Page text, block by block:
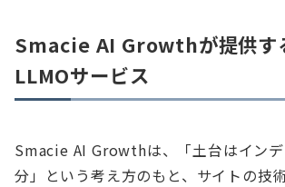
Smacie AI Growthが提供す
LLMOサービス
Smacie AI Growthは、「土台はイン
分」という考え方のもと、サイトの技